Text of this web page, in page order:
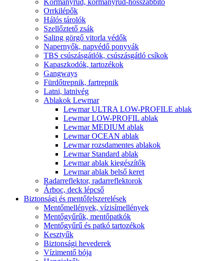
Orrkilépők
Hálós tárolók
Szellőztető zsák
Saling görgő vitorla védők
Napernyők, napvédő ponyvák
TBS csúszásgátlók, csúszásgátló csíkok
Kapaszkodók, tartozékok
Gangways
Fürdőtrepnik, fartrepnik
Latni, latnivég
Ablakok Lewmar
Lewmar ULTRA LOW-PROFILE ablak
Lewmar LOW-PROFIL ablak
Lewmar MEDIUM ablak
Lewmar OCEAN ablak
Lewmar rozsdamentes ablakok
Lewmar Standard ablak
Lewmar ablak kiegészítők
Lewmar ablak belső keret
Radarreflektor, radarreflektorok
Árboc, deck lépcső
Biztonsági és mentőfelszerelések
Mentőmellények, vízisímellények
Mentőgyűrűk, mentőpatkók
Mentőgyűrű és patkó tartozékok
Kesztyűk
Biztonsági hevederek
Vízimentő bója